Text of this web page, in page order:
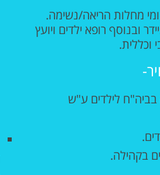
בתחומי מחלות הריאה/נשימה.
ובנוסף רופא ילדים ויועץ
וכללית.
בביה"ח לילדים ע"ש
בקהילה.